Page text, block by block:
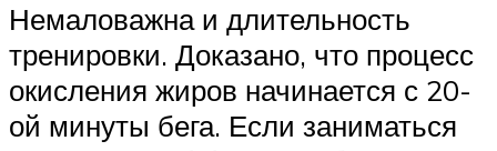
Немаловажна и длительность
тренировки. Доказано, что процесс
окисления жиров начинается с 20-
ой минуты бега. Если заниматься